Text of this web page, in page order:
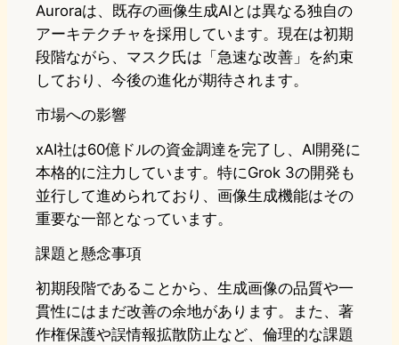
Auroraは、既存の画像生成AIとは異なる独自の
アーキテクチャを採用しています。現在は初期
段階ながら、マスク氏は「急速な改善」を約束
しており、今後の進化が期待されます。
市場への影響
xAI社は60億ドルの資金調達を完了し、AI開発に
本格的に注力しています。特にGrok 3の開発も
並行して進められており、画像生成機能はその
重要な一部となっています。
課題と懸念事項
初期段階であることから、生成画像の品質や一
貫性にはまだ改善の余地があります。また、著
作権保護や誤情報拡散防止など、倫理的な課題